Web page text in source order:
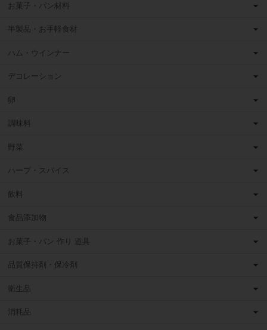
お菓子・パン材料
半製品・お手軽食材
ハム・ウインナー
デコレーション
卵
調味料
野菜
ハーブ・スパイス
飲料
食品添加物
お菓子・パン 作り 道具
品質保持剤・保冷剤
衛生品
消耗品